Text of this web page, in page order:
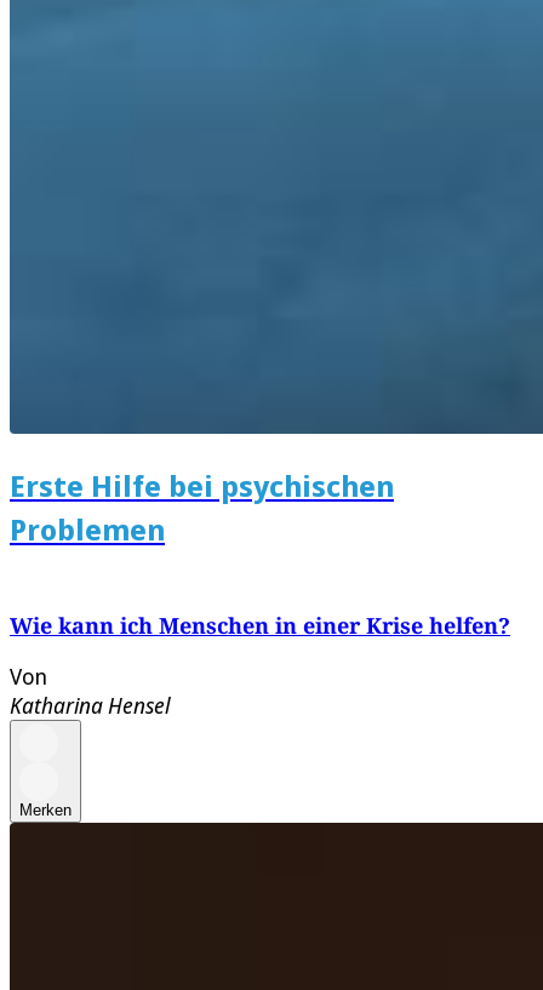
Erste Hilfe bei psychischen
Problemen
Wie kann ich Menschen in einer Krise helfen?
Von
Katharina Hensel
Merken